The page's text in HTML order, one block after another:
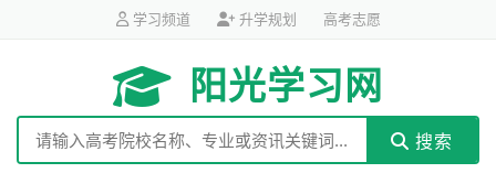
学习频道 升学规划 高考志愿
阳光学习网
搜索